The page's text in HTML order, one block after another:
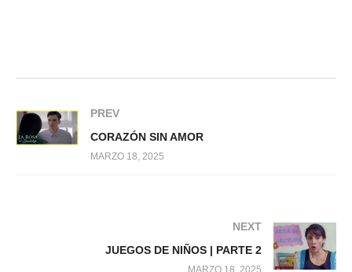
PREV
CORAZÓN SIN AMOR
MARZO 18, 2025
NEXT
JUEGOS DE NIÑOS | PARTE 2
MARZO 18, 2025